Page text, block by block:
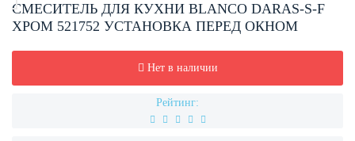
СМЕСИТЕЛЬ ДЛЯ КУХНИ BLANCO DARAS-S-F
ХРОМ 521752 УСТАНОВКА ПЕРЕД ОКНОМ
Нет в наличии
Рейтинг: